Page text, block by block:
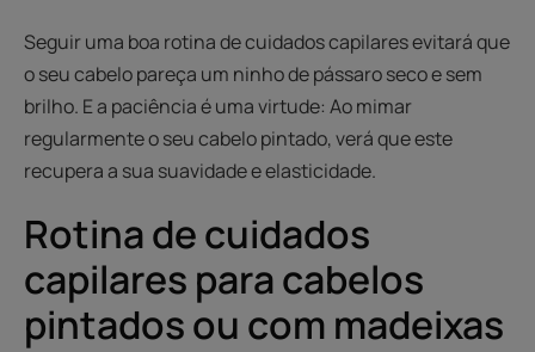
Seguir uma boa rotina de cuidados capilares evitará que
o seu cabelo pareça um ninho de pássaro seco e sem
brilho. E a paciência é uma virtude: Ao mimar
regularmente o seu cabelo pintado, verá que este
recupera a sua suavidade e elasticidade.
Rotina de cuidados
capilares para cabelos
pintados ou com madeixas